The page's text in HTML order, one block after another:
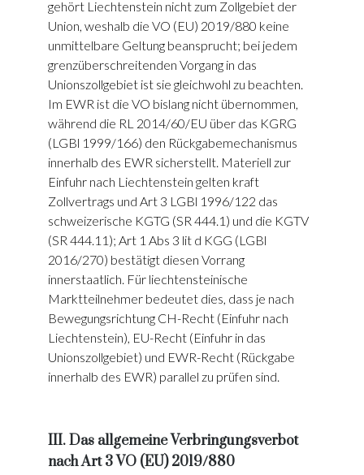
gehört Liechtenstein nicht zum Zollgebiet der
Union, weshalb die VO (EU) 2019/880 keine
unmittelbare Geltung beansprucht; bei jedem
grenzüberschreitenden Vorgang in das
Unionszollgebiet ist sie gleichwohl zu beachten.
Im EWR ist die VO bislang nicht übernommen,
während die RL 2014/60/EU über das KGRG
(LGBl 1999/166) den Rückgabemechanismus
innerhalb des EWR sicherstellt. Materiell zur
Einfuhr nach Liechtenstein gelten kraft
Zollvertrags und Art 3 LGBl 1996/122 das
schweizerische KGTG (SR 444.1) und die KGTV
(SR 444.11); Art 1 Abs 3 lit d KGG (LGBl
2016/270) bestätigt diesen Vorrang
innerstaatlich. Für liechtensteinische
Marktteilnehmer bedeutet dies, dass je nach
Bewegungsrichtung CH-Recht (Einfuhr nach
Liechtenstein), EU-Recht (Einfuhr in das
Unionszollgebiet) und EWR-Recht (Rückgabe
innerhalb des EWR) parallel zu prüfen sind.
III. Das allgemeine Verbringungsverbot
nach Art 3 VO (EU) 2019/880